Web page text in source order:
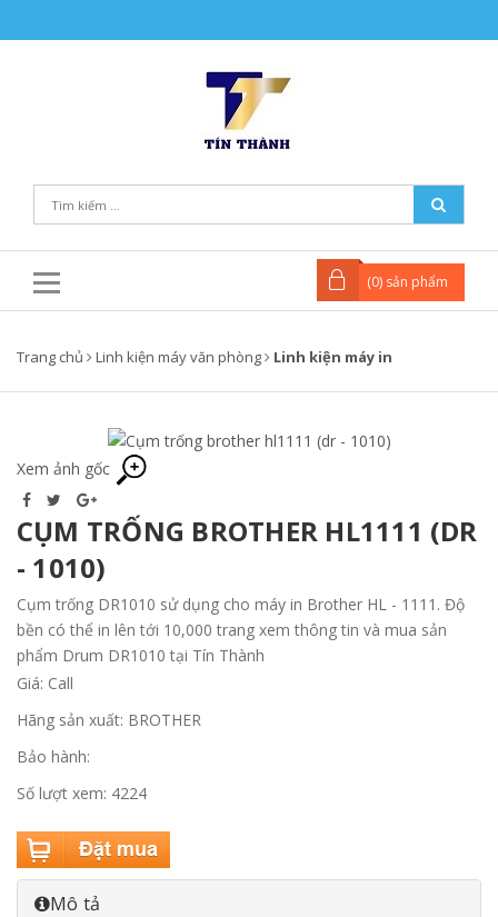
(0) sản phẩm
Trang chủ Linh kiện máy văn phòng Linh kiện máy in
Xem ảnh gốc
CỤM TRỐNG BROTHER HL1111 (DR
- 1010)
Cụm trống DR1010 sử dụng cho máy in Brother HL - 1111. Độ
bền có thể in lên tới 10,000 trang xem thông tin và mua sản
phẩm Drum DR1010 tại Tín Thành
Giá: Call
Hãng sản xuất: BROTHER
Bảo hành:
Số lượt xem: 4224
Mô tả